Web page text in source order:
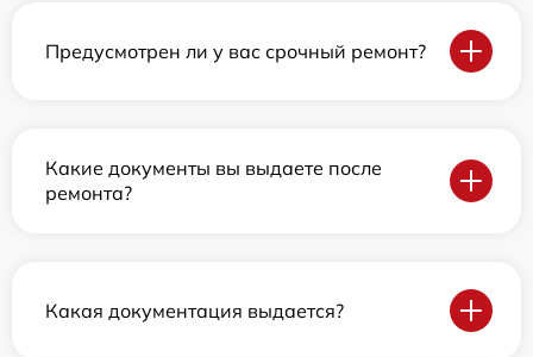
Предусмотрен ли у вас срочный ремонт?
Какие документы вы выдаете после
ремонта?
Какая документация выдается?